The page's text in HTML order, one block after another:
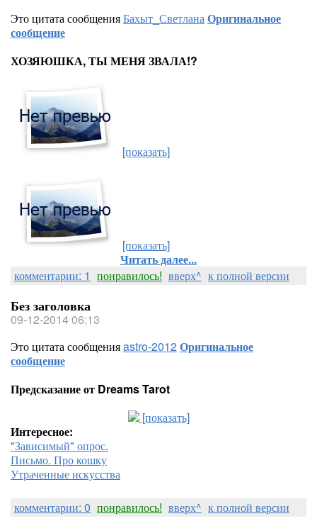
Это цитата сообщенияБахыт_СветланаОригинальное
сообщение
ХОЗЯЮШКА, ТЫ МЕНЯ ЗВАЛА!?
[показать]
[показать]
Читать далее...
комментарии: 1 понравилось! вверх^ к полной версии
Без заголовка
09-12-2014 06:13
Это цитата сообщенияastro-2012Оригинальное
сообщение
Предсказание от Dreams Tarot
[показать]
Интересное:
"Зависимый" опрос.
Письмо. Про кошку
Утраченные искусства
комментарии: 0 понравилось! вверх^ к полной версии